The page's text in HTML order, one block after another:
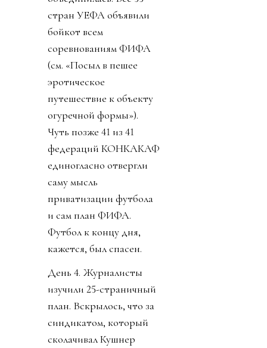
стран УЕФА объявили
бойкот всем
соревнованиям ФИФА
(см. «Посыл в пешее
эротическое
путешествие к объекту
огуречной формы»).
Чуть позже 41 из 41
федераций КОНКАКАФ
единогласно отвергли
саму мысль
приватизации футбола
и сам план ФИФА.
Футбол к концу дня,
кажется, был спасен.
День 4. Журналисты
изучили 25-страничный
план. Вскрылось, что за
синдикатом, который
сколачивал Кушнер